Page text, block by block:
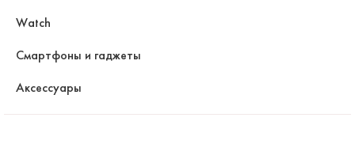
Watch
Смартфоны и гаджеты
Аксессуары